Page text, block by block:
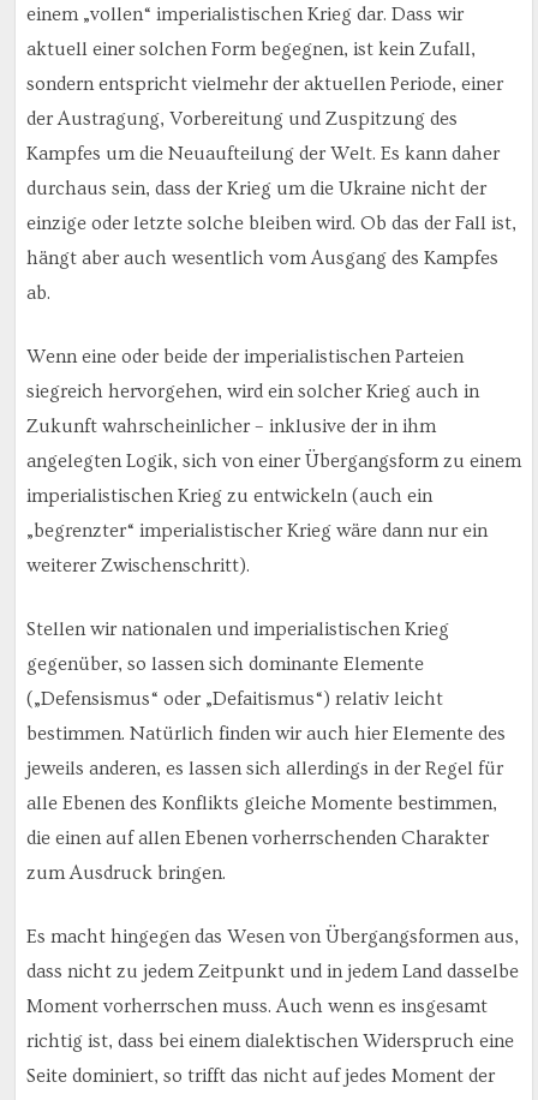
einem „vollen“ imperialistischen Krieg dar. Dass wir
aktuell einer solchen Form begegnen, ist kein Zufall,
sondern entspricht vielmehr der aktuellen Periode, einer
der Austragung, Vorbereitung und Zuspitzung des
Kampfes um die Neuaufteilung der Welt. Es kann daher
durchaus sein, dass der Krieg um die Ukraine nicht der
einzige oder letzte solche bleiben wird. Ob das der Fall ist,
hängt aber auch wesentlich vom Ausgang des Kampfes
ab.
Wenn eine oder beide der imperialistischen Parteien
siegreich hervorgehen, wird ein solcher Krieg auch in
Zukunft wahrscheinlicher – inklusive der in ihm
angelegten Logik, sich von einer Übergangsform zu einem
imperialistischen Krieg zu entwickeln (auch ein
„begrenzter“ imperialistischer Krieg wäre dann nur ein
weiterer Zwischenschritt).
Stellen wir nationalen und imperialistischen Krieg
gegenüber, so lassen sich dominante Elemente
(„Defensismus“ oder „Defaitismus“) relativ leicht
bestimmen. Natürlich finden wir auch hier Elemente des
jeweils anderen, es lassen sich allerdings in der Regel für
alle Ebenen des Konflikts gleiche Momente bestimmen,
die einen auf allen Ebenen vorherrschenden Charakter
zum Ausdruck bringen.
Es macht hingegen das Wesen von Übergangsformen aus,
dass nicht zu jedem Zeitpunkt und in jedem Land dasselbe
Moment vorherrschen muss. Auch wenn es insgesamt
richtig ist, dass bei einem dialektischen Widerspruch eine
Seite dominiert, so trifft das nicht auf jedes Moment der